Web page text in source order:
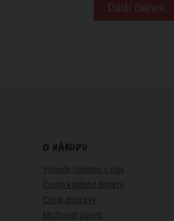
Další článek
O NÁKUPU
Výhody nákupu u nás
Často kladené dotazy
Ceník dopravy
Možnosti plateb